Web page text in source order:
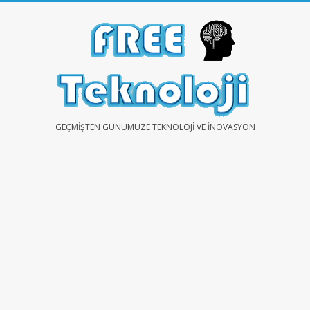
FREEGEÇMIŞTEN GÜNÜMÜZE TEKNOLOJI VE İNOVASYON